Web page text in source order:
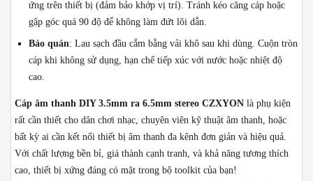
ứng trên thiết bị (đảm bảo khớp vị trí). Tránh kéo căng cáp hoặc
gập góc quá 90 độ để không làm đứt lõi dẫn.
Bảo quản: Lau sạch đầu cắm bằng vải khô sau khi dùng. Cuộn tròn
cáp khi không sử dụng, hạn chế tiếp xúc với nước hoặc nhiệt độ
cao.
Cáp âm thanh DIY 3.5mm ra 6.5mm stereo CZXYON là phụ kiện
rất cần thiết cho dân chơi nhạc, chuyên viên kỹ thuật âm thanh, hoặc
bất kỳ ai cần kết nối thiết bị âm thanh đa kênh đơn giản và hiệu quả.
Với chất lượng bền bỉ, giá thành cạnh tranh, và khả năng tương thích
cao, thiết bị xứng đáng có mặt trong bộ toolkit của bạn!